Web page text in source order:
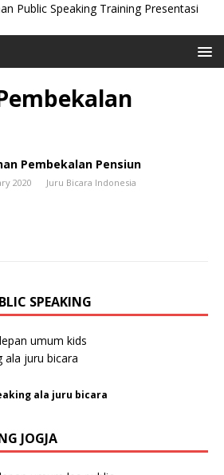
Pembekalan Pensiun
2020 Juru Bicara Indonesia
SPEAKING
ala juru bicara
JOGJA